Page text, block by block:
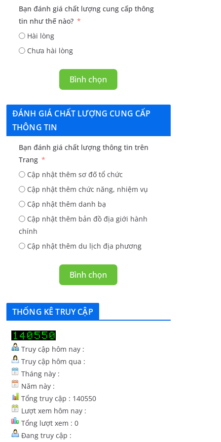
Bạn đánh giá chất lượng cung cấp thông
tin như thế nào?
Hài lòng
Chưa hài lòng
Bình chọn
ĐÁNH GIÁ CHẤT LƯỢNG CUNG CẤP
THÔNG TIN
Bạn đánh giá chất lượng thông tin trên
Trang
Cập nhật thêm sơ đố tổ chức
Cập nhật thêm chức năng, nhiệm vụ
Cập nhật thêm danh bạ
Cập nhật thêm bản đồ địa giới hành
chính
Cập nhật thêm du lịch địa phương
Bình chọn
THỐNG KÊ TRUY CẬP
Truy cập hôm nay :
Truy cập hôm qua :
Tháng này :
Năm này :
Tổng truy cập : 140550
Lượt xem hôm nay :
Tổng lượt xem : 0
Đang truy cập :